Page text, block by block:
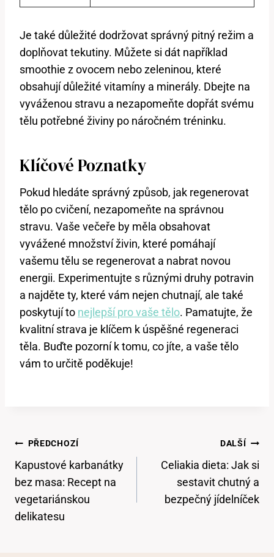
Je také důležité dodržovat správný pitný režim a
doplňovat tekutiny. Můžete si dát například
smoothie z ovocem nebo zeleninou, které
obsahují důležité vitamíny a minerály. Dbejte na
vyváženou stravu a nezapomeňte dopřát svému
tělu potřebné živiny po náročném tréninku.
Klíčové Poznatky
Pokud hledáte správný způsob, jak regenerovat
tělo po cvičení, nezapomeňte na správnou
stravu. Vaše večeře by měla obsahovat
vyvážené množství živin, které pomáhají
vašemu tělu se regenerovat a nabrat novou
energii. Experimentujte s různými druhy potravin
a najděte ty, které vám nejen chutnají, ale také
poskytují to nejlepší pro vaše tělo. Pamatujte, že
kvalitní strava je klíčem k úspěšné regeneraci
těla. Buďte pozorní k tomu, co jíte, a vaše tělo
vám to určitě poděkuje!
Navigace
Pro
Příspěvek
PŘEDCHOZÍ
Kapustové karbanátky
bez masa: Recept na
vegetariánskou
delikatesu
DALŠÍ
Celiakia dieta: Jak si
sestavit chutný a
bezpečný jídelníček